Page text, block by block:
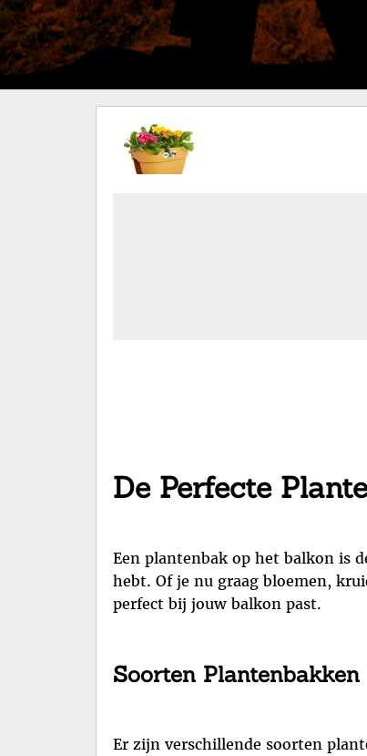
De Perfecte
Een plantenbak op het balkon is
hebt. Of je nu graag bloemen,
perfect bij jouw balkon past.
Soorten Plantenbakken
Er zijn verschillende soorten